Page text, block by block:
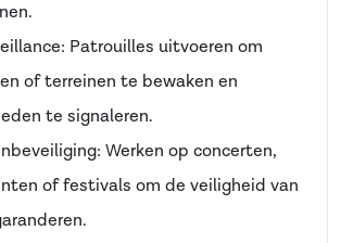
Patrouilles uitvoeren om
of terreinen te bewaken en
te signaleren.
Werken op concerten,
of festivals om de veiligheid van